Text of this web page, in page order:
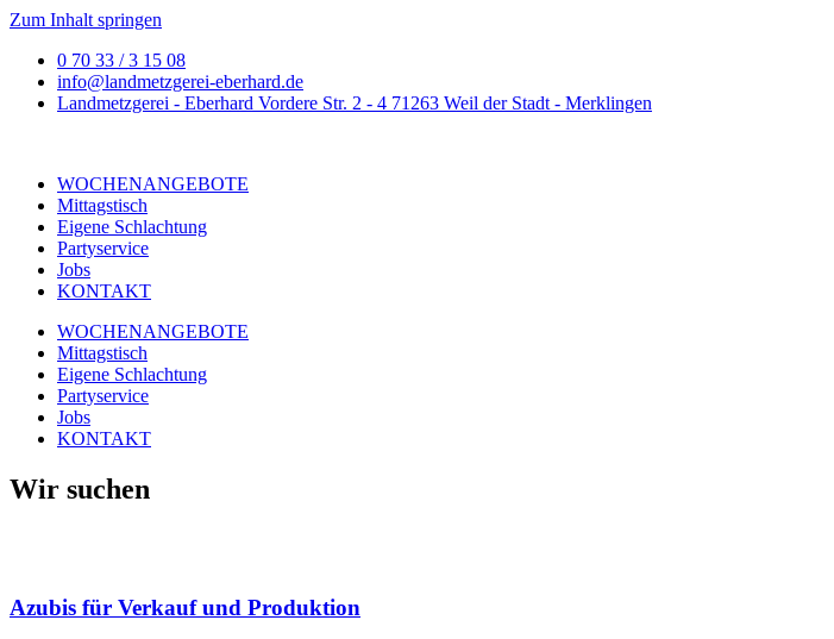
Zum Inhalt springen
0 70 33 / 3 15 08
info@landmetzgerei-eberhard.de
Landmetzgerei - Eberhard Vordere Str. 2 - 4 71263 Weil der Stadt - Merklingen
WOCHENANGEBOTE
Mittagstisch
Eigene Schlachtung
Partyservice
Jobs
KONTAKT
WOCHENANGEBOTE
Mittagstisch
Eigene Schlachtung
Partyservice
Jobs
KONTAKT
Wir suchen
Azubis für Verkauf und Produktion